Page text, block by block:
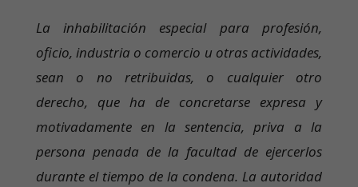
La inhabilitación especial para profesión,
oficio, industria o comercio u otras actividades,
sean o no retribuidas, o cualquier otro
derecho, que ha de concretarse expresa y
motivadamente en la sentencia, priva a la
persona penada de la facultad de ejercerlos
durante el tiempo de la condena. La autoridad